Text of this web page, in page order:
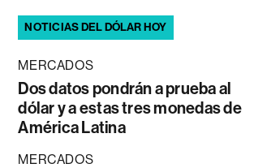
NOTICIAS DEL DÓLAR HOY
MERCADOS
Dos datos pondrán a prueba al
dólar y a estas tres monedas de
América Latina
MERCADOS